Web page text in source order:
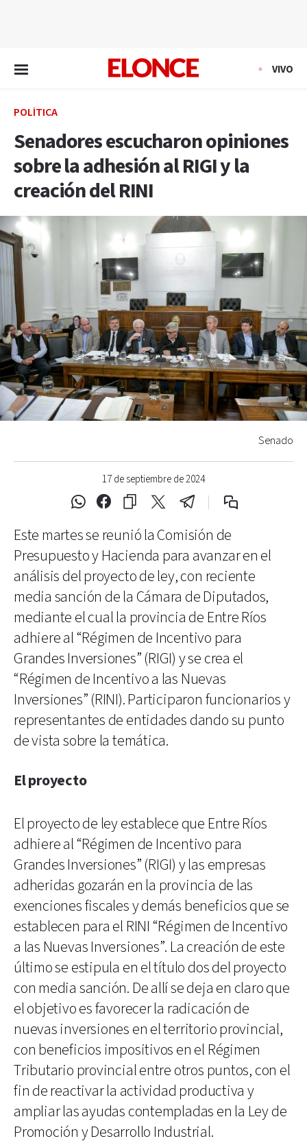
VIVO
POLÍTICA
Senadores escucharon opiniones
sobre la adhesión al RIGI y la
creación del RINI
17 de septiembre de 2024
Senado
Este martes se reunió la Comisión de
Presupuesto y Hacienda para avanzar en el
análisis del proyecto de ley, con reciente
media sanción de la Cámara de Diputados,
mediante el cual la provincia de Entre Ríos
adhiere al “Régimen de Incentivo para
Grandes Inversiones” (RIGI) y se crea el
“Régimen de Incentivo a las Nuevas
Inversiones” (RINI). Participaron funcionarios y
representantes de entidades dando su punto
de vista sobre la temática.
El proyecto
El proyecto de ley establece que Entre Ríos
adhiere al “Régimen de Incentivo para
Grandes Inversiones” (RIGI) y las empresas
adheridas gozarán en la provincia de las
exenciones fiscales y demás beneficios que se
establecen para el RINI “Régimen de Incentivo
a las Nuevas Inversiones”. La creación de este
último se estipula en el título dos del proyecto
con media sanción. De allí se deja en claro que
el objetivo es favorecer la radicación de
nuevas inversiones en el territorio provincial,
con beneficios impositivos en el Régimen
Tributario provincial entre otros puntos, con el
fin de reactivar la actividad productiva y
ampliar las ayudas contempladas en la Ley de
Promoción y Desarrollo Industrial.